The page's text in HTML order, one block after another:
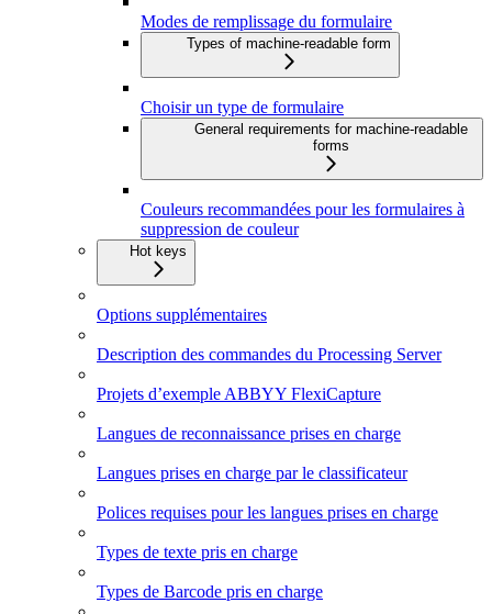
Modes de remplissage du formulaire
Types of machine-readable form
Choisir un type de formulaire
General requirements for machine-readable
forms
Couleurs recommandées pour les formulaires à
suppression de couleur
Hot keys
Options supplémentaires
Description des commandes du Processing Server
Projets d’exemple ABBYY FlexiCapture
Langues de reconnaissance prises en charge
Langues prises en charge par le classificateur
Polices requises pour les langues prises en charge
Types de texte pris en charge
Types de Barcode pris en charge